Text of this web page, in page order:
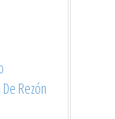
Rezón